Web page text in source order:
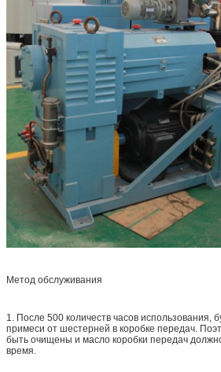
Метод обслуживания
1. После 500 количеств часов использования,
примеси от шестерней в коробке передач.
быть очищены и масло коробки передач
время.